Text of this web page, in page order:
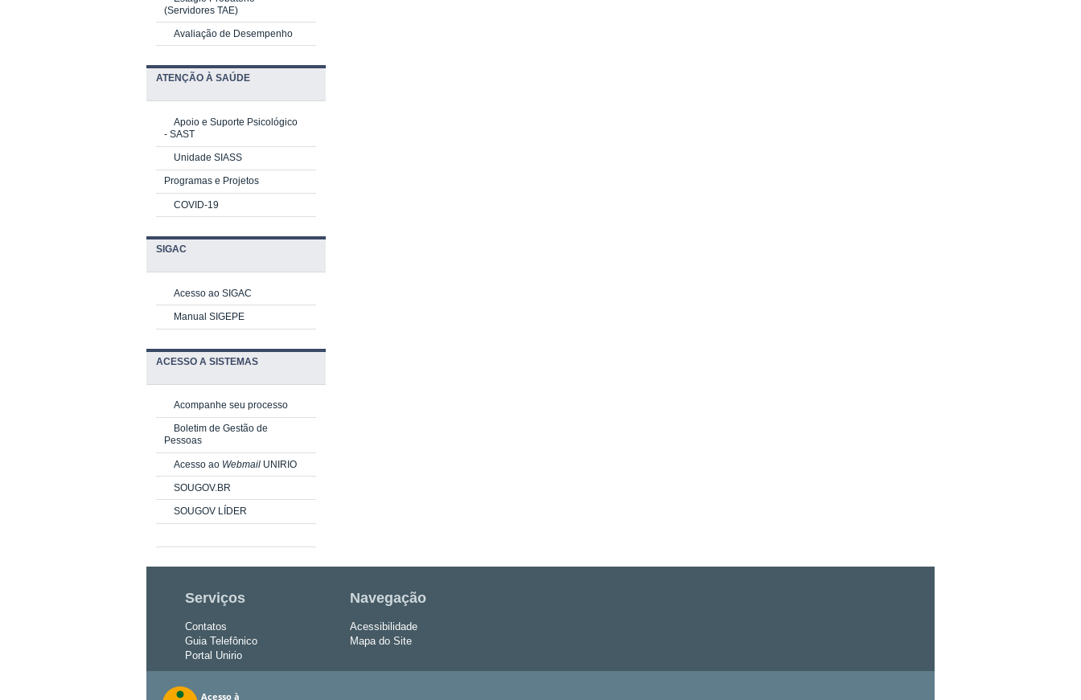
(Servidores TAE)
Avaliação de Desempenho
ATENÇÃO À SAÚDE
Apoio e Suporte Psicológico
- SAST
Unidade SIASS
Programas e Projetos
COVID-19
SIGAC
Acesso ao SIGAC
Manual SIGEPE
ACESSO A SISTEMAS
Acompanhe seu processo
Boletim de Gestão de
Pessoas
Acesso ao Webmail UNIRIO
SOUGOV.BR
SOUGOV LÍDER
Serviços
Contatos
Guia Telefônico
Portal Unirio
Navegação
Acessibilidade
Mapa do Site